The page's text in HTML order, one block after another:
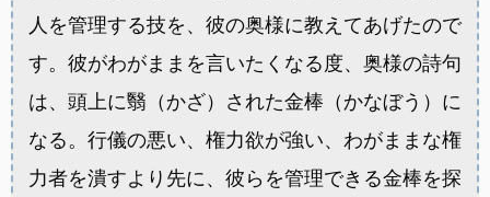
人を管理する技を、彼の奥様に教えてあげたので
す。彼がわがままを言いたくなる度、奥様の詩句
は、頭上に翳（かざ）された金棒（かなぼう）に
なる。行儀の悪い、権力欲が強い、わがままな権
力者を潰すより先に、彼らを管理できる金棒を探